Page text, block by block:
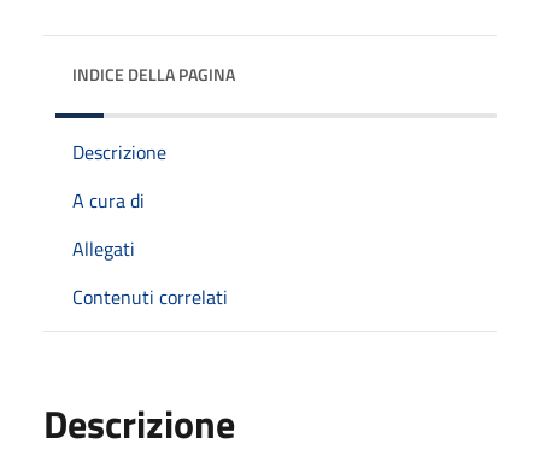
INDICE DELLA PAGINA
Descrizione
A cura di
Allegati
Contenuti correlati
Descrizione